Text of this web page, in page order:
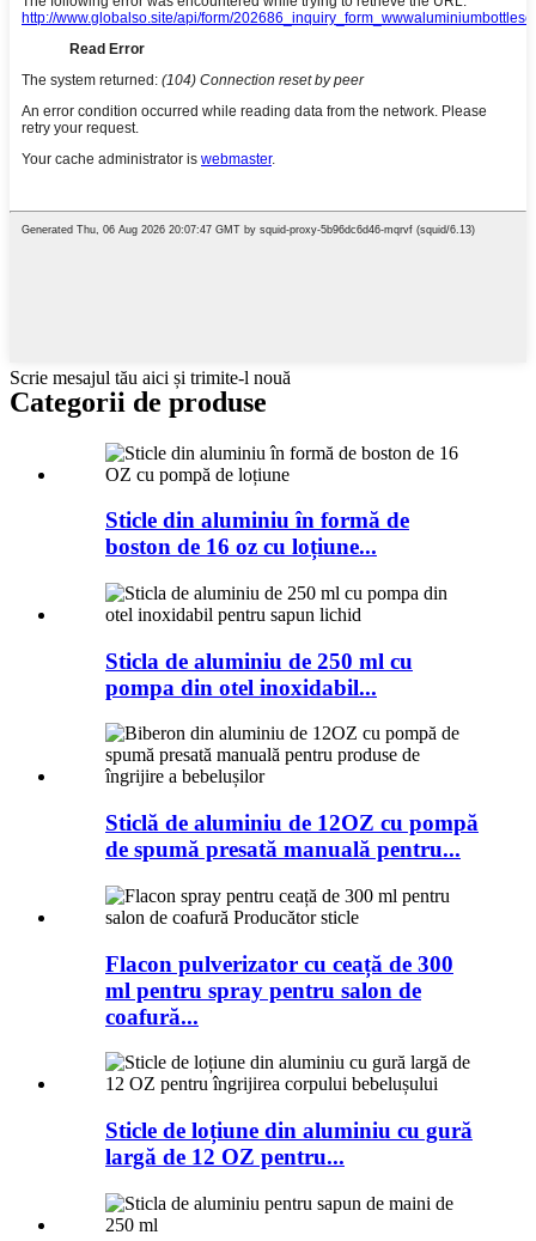
Scrie mesajul tău aici și trimite-l nouă
Categorii de produse
Sticle din aluminiu în formă de
boston de 16 oz cu loțiune...
Sticla de aluminiu de 250 ml cu
pompa din otel inoxidabil...
Sticlă de aluminiu de 12OZ cu pompă
de spumă presată manuală pentru...
Flacon pulverizator cu ceață de 300
ml pentru spray pentru salon de
coafură...
Sticle de loțiune din aluminiu cu gură
largă de 12 OZ pentru...